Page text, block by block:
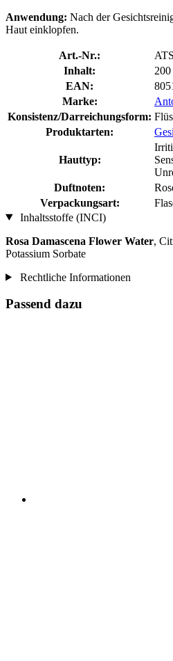
Anwendung: Nach der
Haut einklopfen.
Art.-Nr.:
Inhalt:
EAN:
Marke:
Konsistenz/Darreichungsform:
Produktarten:
Hauttyp:
Duftnoten:
Verpackungsart:
Inhaltsstoffe (INCI)
Rosa Damascena Flower Water,
Potassium Sorbate
Rechtliche Informationen
Passend dazu